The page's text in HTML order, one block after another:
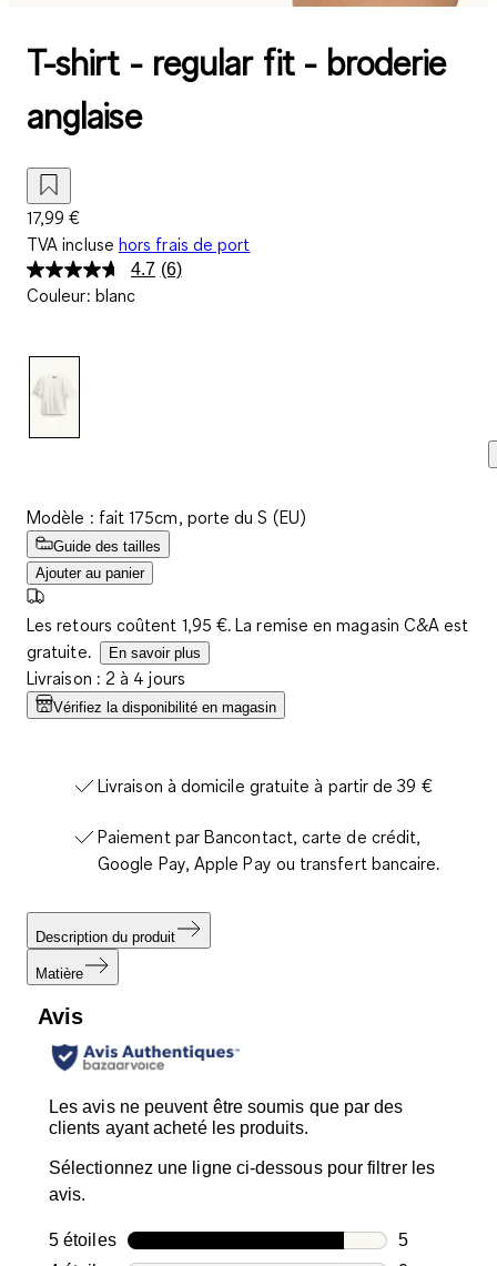
T-shirt - regular fit - broderie
anglaise
17,99 €
TVA incluse hors frais de port
4.7 Lire
(6)
Couleur: blanc
Modèle : fait 175cm, porte du S (EU)
Guide des tailles
Ajouter au panier
Les retours coûtent 1,95 €. La remise en magasin C&A est
gratuite.
En savoir plus
Livraison : 2 à 4 jours
Vérifiez la disponibilité en magasin
Livraison à domicile gratuite à partir de 39 €
Paiement par Bancontact, carte de crédit,
Google Pay, Apple Pay ou transfert bancaire.
Description du produit
Matière
Avis
Les avis ne peuvent être soumis que par des
clients ayant acheté les produits.
Sélectionnez une ligne ci-dessous pour filtrer les
avis.
5 étoilesétoiles
5